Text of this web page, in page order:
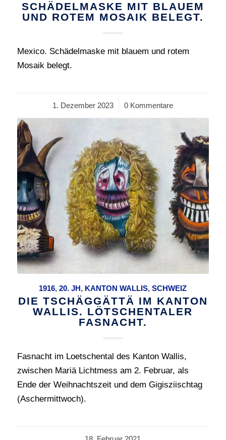
SCHÄDELMASKE MIT BLAUEM
UND ROTEM MOSAIK BELEGT.
Mexico. Schädelmaske mit blauem und rotem
Mosaik belegt.
1. Dezember 2023
/ 0 Kommentare
1916,20. JH, KANTON WALLIS,SCHWEIZ
DIE TSCHÄGGÄTTÄ IM KANTON
WALLIS. LÖTSCHENTALER
FASNACHT.
Fasnacht im Loetschental des Kanton Wallis,
zwischen Mariä Lichtmess am 2. Februar, als
Ende der Weihnachtszeit und dem Gigisziischtag
(Aschermittwoch).